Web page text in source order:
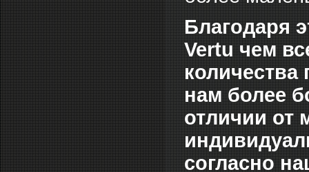
Благодаря
Vertu чем
нам более
отличии от
согласно